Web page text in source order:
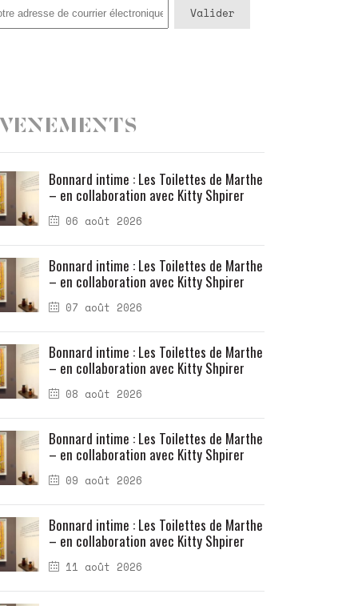
06 août 2026
Bonnard intime : Les Toilettes de Marthe
– en collaboration avec Kitty Shpirer
07 août 2026
Bonnard intime : Les Toilettes de Marthe
– en collaboration avec Kitty Shpirer
08 août 2026
Bonnard intime : Les Toilettes de Marthe
– en collaboration avec Kitty Shpirer
09 août 2026
Bonnard intime : Les Toilettes de Marthe
– en collaboration avec Kitty Shpirer
11 août 2026
Bonnard intime : Les Toilettes de Marthe
– en collaboration avec Kitty Shpirer